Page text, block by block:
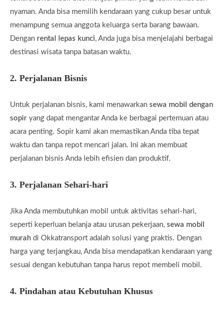
nyaman. Anda bisa memilih kendaraan yang cukup besar untuk
menampung semua anggota keluarga serta barang bawaan.
Dengan rental lepas kunci, Anda juga bisa menjelajahi berbagai
destinasi wisata tanpa batasan waktu.
2. Perjalanan Bisnis
Untuk perjalanan bisnis, kami menawarkan sewa mobil dengan
sopir yang dapat mengantar Anda ke berbagai pertemuan atau
acara penting. Sopir kami akan memastikan Anda tiba tepat
waktu dan tanpa repot mencari jalan. Ini akan membuat
perjalanan bisnis Anda lebih efisien dan produktif.
3. Perjalanan Sehari-hari
Jika Anda membutuhkan mobil untuk aktivitas sehari-hari,
seperti keperluan belanja atau urusan pekerjaan, sewa mobil
murah di Okkatransport adalah solusi yang praktis. Dengan
harga yang terjangkau, Anda bisa mendapatkan kendaraan yang
sesuai dengan kebutuhan tanpa harus repot membeli mobil.
4. Pindahan atau Kebutuhan Khusus